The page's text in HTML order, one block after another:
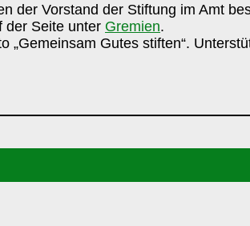
der Vorstand der Stiftung im Amt
der Seite unter Gremien.
„Gemeinsam Gutes stiften“.